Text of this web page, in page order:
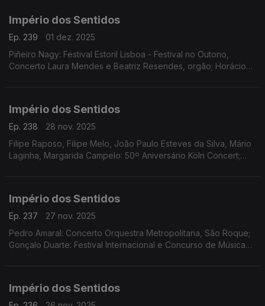
Império dos Sentidos
Ep. 239
01 dez. 2025
Piñeiro Nagy: Festival Estoril Lisboa - Festival no Outono,
Concerto Laura Mendes e Beatriz Resendes, orgão; Horácio
Império dos Sentidos
Ep. 238
28 nov. 2025
Filipe Raposo, Filipe Melo, João Paulo Esteves da Silva, Mário
Laginha, Margarida Campelo: 50º Aniversário Köln Concert;
Império dos Sentidos
Ep. 237
27 nov. 2025
Pedro Amaral: Concerto Orquestra Metropolitana, São Roque;
Gonçalo Duarte: Festival Internacional e Concurso de Música
Império dos Sentidos